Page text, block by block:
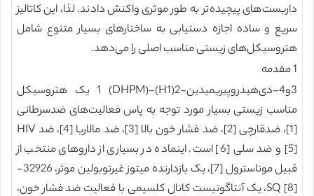
داربست‌های پیچیده‌تر به طور موثری واکنش دادند. لذا، این کاتالیز
سریع و ساده اجازه دستیابی به ساختارهای بسیار متنوع شامل
هتروسیکل‌های زیستی مناسب اصلی را می‌دهد.
1 مقدمه
3و4-دی‌هیدروپیریمیدین-2(H1)-1 (DHPM) یک هتروسیکل
مناسب زیستی بسیار مورد توجه به پاس فعالیت‌های ضدسرطانی
[1]، ضدقارچی [2]، ضد فشار خون بالا [3]، ضد مالاریا [4]، ضد HIV
[5] و ضد سلی [6] است. اینماده در بسیاری از داروهای منتخب از
قبیل موناسترول [7]، یک بازدارنده میتوز غیرتوبولین موثر، 32926-
SQ [8]، یک آنتاگونیست کانال کلسیمی با فعالیت ضد فشار خون،